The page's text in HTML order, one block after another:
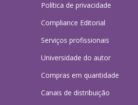
Política de privacidade
Compliance Editorial
Serviços profissionais
Universidade do autor
Compras em quantidade
Canais de distribuição